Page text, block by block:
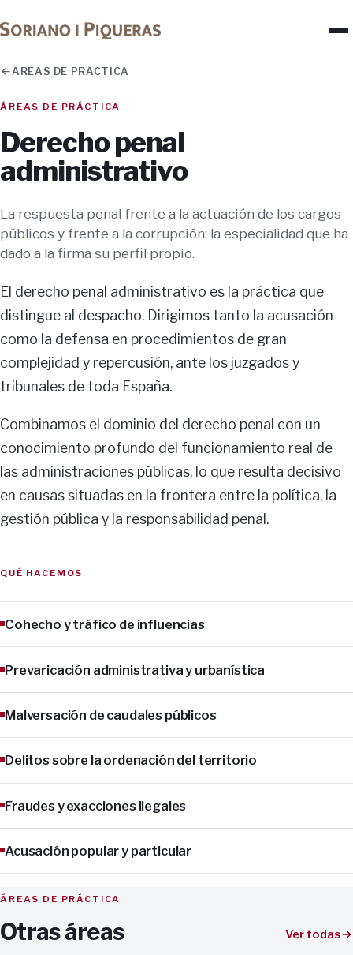
ÁREAS DE PRÁCTICA
ÁREAS DE PRÁCTICA
Derecho penal
administrativo
La respuesta penal frente a la actuación de los cargos
públicos y frente a la corrupción: la especialidad que ha
dado a la firma su perfil propio.
El derecho penal administrativo es la práctica que
distingue al despacho. Dirigimos tanto la acusación
como la defensa en procedimientos de gran
complejidad y repercusión, ante los juzgados y
tribunales de toda España.
Combinamos el dominio del derecho penal con un
conocimiento profundo del funcionamiento real de
las administraciones públicas, lo que resulta decisivo
en causas situadas en la frontera entre la política, la
gestión pública y la responsabilidad penal.
QUÉ HACEMOS
Cohecho y tráfico de influencias
Prevaricación administrativa y urbanística
Malversación de caudales públicos
Delitos sobre la ordenación del territorio
Fraudes y exacciones ilegales
Acusación popular y particular
ÁREAS DE PRÁCTICA
Otras áreas Ver todas